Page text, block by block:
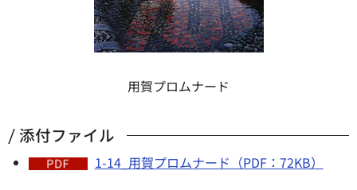
用賀プロムナード
添付ファイル
1-14_用賀プロムナード（PDF：72KB）